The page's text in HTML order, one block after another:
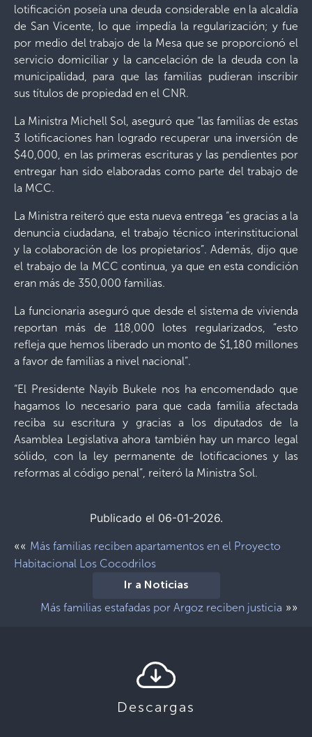
lotificación poseía una deuda considerable en la alcaldía
de San Vicente, lo que impedía la regularización; y fue
por medio del trabajo de la Mesa que se proporcionó el
servicio domiciliar y la cancelación de la deuda con la
municipalidad, para que las familias pudieran inscribir
sus títulos de propiedad en el CNR.
La Ministra Michell Sol, aseguró que “las familias de estas
3 lotificaciones han logrado recuperar una inversión de
$40,000, en las primeras escrituras y las pendientes por
entregar han sido elaboradas como parte del trabajo de
la MCC.
La Ministra reiteró que esta nueva entrega “es gracias a la
denuncia ciudadana, el trabajo técnico interinstitucional
y la colaboración de los propietarios”. Además, dijo que
el trabajo de la MCC continua, ya que en esta condición
eran más de 350,000 familias.
La funcionaria aseguró que desde el sistema de vivienda
reportan más de 118,000 lotes regularizados, “esto
refleja que hemos liberado un monto de $1,180 millones
a favor de familias a nivel nacional”.
“El Presidente Nayib Bukele nos ha encomendado que
hagamos lo necesario para que cada familia afectada
reciba su escritura y gracias a los diputados de la
Asamblea Legislativa ahora también hay un marco legal
sólido, con la ley permanente de lotificaciones y las
reformas al código penal”, reiteró la Ministra Sol.
Publicado el 06-01-2026.
«« Más familias reciben apartamentos en el Proyecto
Habitacional Los Cocodrilos
Ir a Noticias
Más familias estafadas por Argoz reciben justicia »»
Descargas